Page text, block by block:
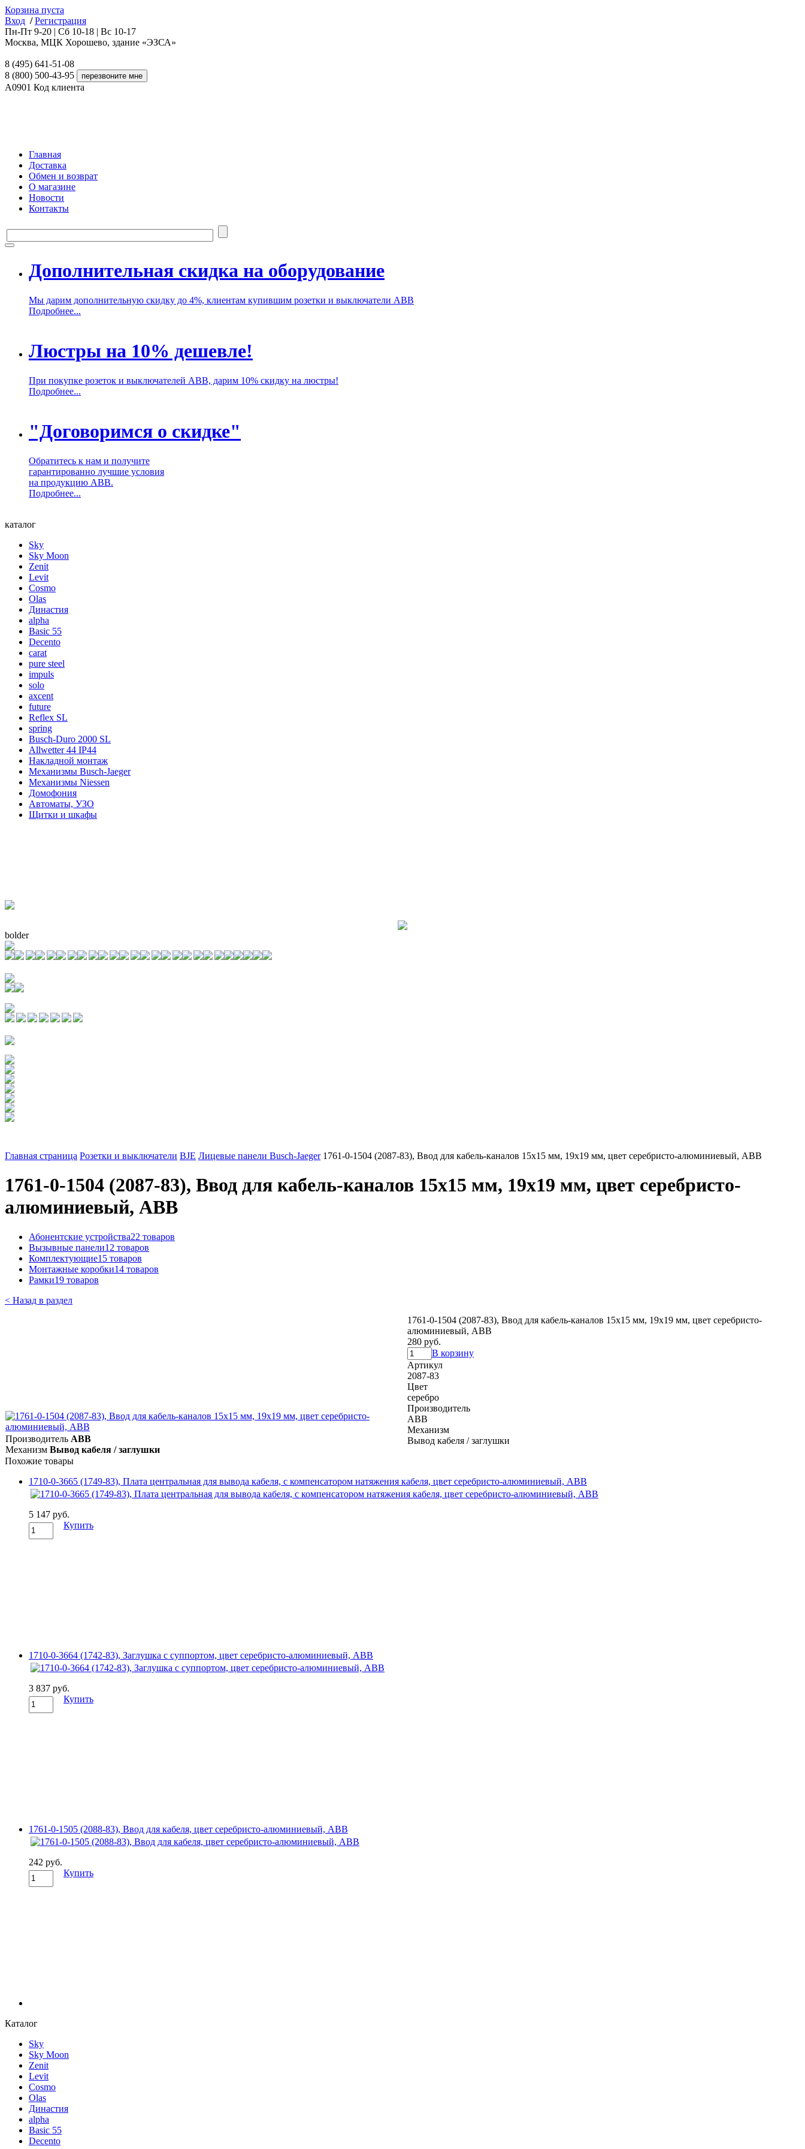
Корзина пуста
Вход / Регистрация
Пн-Пт 9-20 | Сб 10-18 | Вс 10-17
Москва, МЦК Хорошево, здание «ЭЗСА»
8 (495) 641-51-08
8 (800) 500-43-95
A0901 Код клиента
Главная
Доставка
Обмен и возврат
О магазине
Новости
Контакты
Дополнительная скидка на оборудование
Мы дарим дополнительную скидку до 4%, клиентам купившим розетки и выключатели ABB
Подробнее...
Люстры на 10% дешевле!
При покупке розеток и выключателей ABB, дарим 10% скидку на люстры!
Подробнее...
"Договоримся о скидке"
Обратитесь к нам и получите
гарантированно лучшие условия
на продукцию ABB.
Подробнее...
каталог
Sky
Sky Moon
Zenit
Levit
Cosmo
Olas
Династия
alpha
Basic 55
Decento
carat
pure steel
impuls
solo
axcent
future
Reflex SL
spring
Busch-Duro 2000 SL
Allwetter 44 IP44
Накладной монтаж
Механизмы Busch-Jaeger
Механизмы Niessen
Домофония
Автоматы, УЗО
Щитки и шкафы
bolder
Главная страница Розетки и выключатели BJE Лицевые панели Busch-Jaeger 1761-0-1504 (2087-83), Ввод для кабель-каналов 15х15 мм, 19х19 мм, цвет серебристо-алюминиевый, ABB
1761-0-1504 (2087-83), Ввод для кабель-каналов 15х15 мм, 19х19 мм, цвет серебристо-
алюминиевый, ABB
Абонентские устройства22 товаров
Вызывные панели12 товаров
Комплектующие15 товаров
Монтажные коробки14 товаров
Рамки19 товаров
< Назад в раздел
1761-0-1504 (2087-83), Ввод для кабель-каналов 15х15 мм, 19х19 мм, цвет серебристо-
алюминиевый, ABB
280 руб.
В корзину
Артикул
2087-83
Цвет
серебро
Производитель
ABB
Механизм
Вывод кабеля / заглушки
Производитель ABB
Механизм Вывод кабеля / заглушки
Похожие товары
1710-0-3665 (1749-83), Плата центральная для вывода кабеля, с компенсатором натяжения кабеля, цвет серебристо-алюминиевый, ABB
5 147 руб.
Купить
1710-0-3664 (1742-83), Заглушка с суппортом, цвет серебристо-алюминиевый, ABB
3 837 руб.
Купить
1761-0-1505 (2088-83), Ввод для кабеля, цвет серебристо-алюминиевый, ABB
242 руб.
Купить
Каталог
Sky
Sky Moon
Zenit
Levit
Cosmo
Olas
Династия
alpha
Basic 55
Decento